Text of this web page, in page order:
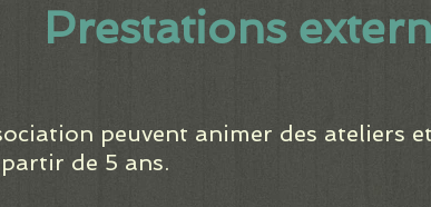
Prestations
peuvent animer des ateliers
de 5 ans.